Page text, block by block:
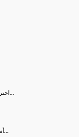
احتراف رسم الاشجار بالالوان ال...
أسرار الإظهار المعماري بالألوا...